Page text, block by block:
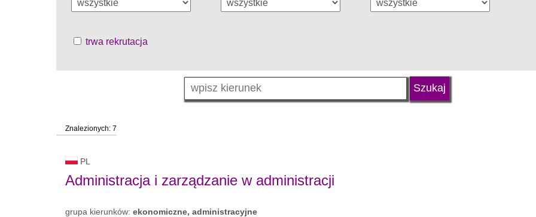
trwa rekrutacja
Znalezionych: 7
PL
Administracja i zarządzanie w administracji
grupa kierunków: ekonomiczne, administracyjne